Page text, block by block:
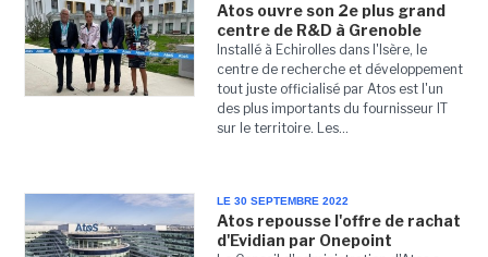
Atos ouvre son 2e plus grand
centre de R&D à Grenoble
Installé à Echirolles dans l'Isère, le
centre de recherche et développement
tout juste officialisé par Atos est l'un
des plus importants du fournisseur IT
sur le territoire. Les...
LE 30 SEPTEMBRE 2022
Atos repousse l'offre de rachat
d'Evidian par Onepoint